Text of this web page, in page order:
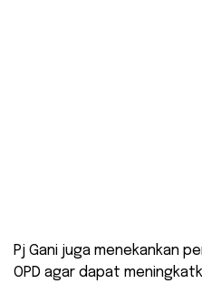
Pj Gani juga menekankan
OPD agar dapat